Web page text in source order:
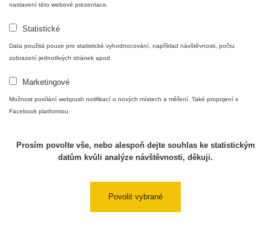
Mapa
Měření
Lidé
nastavení této webové prezentace.
Statistické
Data použitá pouze pro statistické vyhodnocování, například návštěvnosti, počtu
zobrazení jednotlivých stránek apod.
Marketingové
Možnost posílání webpush notifikací o nových místech a měření. Také propojení s
Facebook platformou.
Prosím povolte vše, nebo alespoň dejte souhlas ke statistickým
datům kvůli analýze návštěvnosti, děkuji.
Povolit vybrané